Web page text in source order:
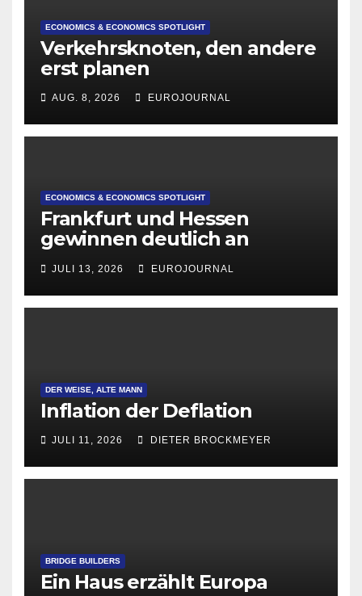
ECONOMICS & ECONOMICS SPOTLIGHT
Verkehrsknoten, den andere
erst planen
AUG. 8, 2026 EUROJOURNAL
ECONOMICS & ECONOMICS SPOTLIGHT
Frankfurt und Hessen
gewinnen deutlich an
Attraktivität für Startup-
Gründungen
JULI 13, 2026 EUROJOURNAL
DER WEISE, ALTE MANN
Inflation der Deflation
JULI 11, 2026 DIETER BROCKMEYER
BRIDGE BUILDERS
Ein Haus erzählt Europa